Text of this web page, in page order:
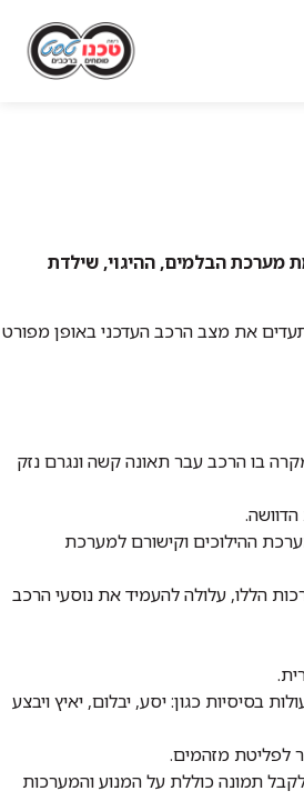
מערכת הבלמים, ההיגוי, שילדת
את מצב הרכב העדכני באופן מפורט
בו הרכב עבר תאונה קשה ונגרם נזק
ההילוכים וקישורם למערכת
הללו, עלולה להעמיד את נוסעי הרכב
בסיסיות כגון: יסע, יבלום, יאיץ ויבצע
תמונה כוללת על המנוע והמערכות